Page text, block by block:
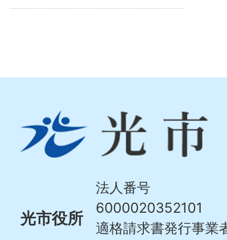
市
Hikari
光市役所
法人番号
6000020352101
適格請求書発行事業